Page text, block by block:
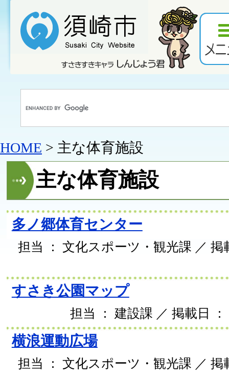
HOME > 主な体育施設
主な体育施設
多ノ郷体育センター
担当 ： 文化スポーツ・観光課 ／ 掲
すさき公園マップ
担当 ： 建設課 ／ 掲載日
横浪運動広場
担当 ： 文化スポーツ・観光課 ／ 掲